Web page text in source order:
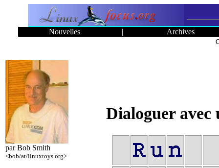
Nouvelles | Archives
par Bob Smith
<bob/at/linuxtoys.org>
Dialoguer avec